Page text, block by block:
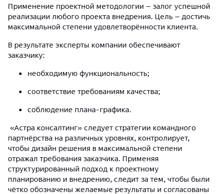
Применение проектной методологии – залог успешной
реализации любого проекта внедрения. Цель – достичь
максимальной степени удовлетворённости клиента.
В результате эксперты компании обеспечивают
заказчику:
необходимую функциональность;
соответствие требованиям качества;
соблюдение плана-графика.
«Астра консалтинг» следует стратегии командного
партнёрства на различных уровнях, контролирует,
чтобы дизайн решения в максимальной степени
отражал требования заказчика. Применяя
структурированный подход к проектному
планированию и внедрению, следит за тем, чтобы были
чётко обозначены желаемые результаты и согласованы